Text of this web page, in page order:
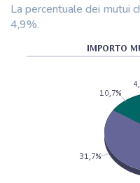
La percentuale dei mutui
4,9%.